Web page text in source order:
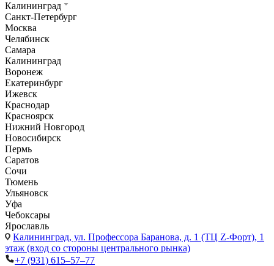
Калининград
Санкт-Петербург
Москва
Челябинск
Самара
Калининград
Воронеж
Екатеринбург
Ижевск
Краснодар
Красноярск
Нижний Новгород
Новосибирск
Пермь
Саратов
Сочи
Тюмень
Ульяновск
Уфа
Чебоксары
Ярославль
Калининград, ул. Профессора Баранова, д. 1 (ТЦ Z-Форт), 1
этаж (вход со стороны центрального рынка)
+7 (931) 615‒57‒77